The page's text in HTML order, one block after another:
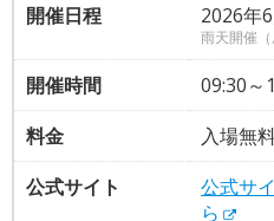
開催日程
2026年
雨天開催（
開催時間
09:30～
料金
入場無
公式サイト
公式サ
ら